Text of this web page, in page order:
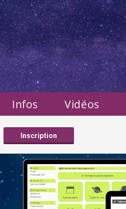
Infos Vidéos
Inscription